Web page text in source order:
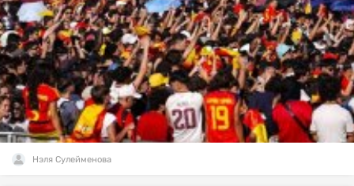
Нэля Сулейменова